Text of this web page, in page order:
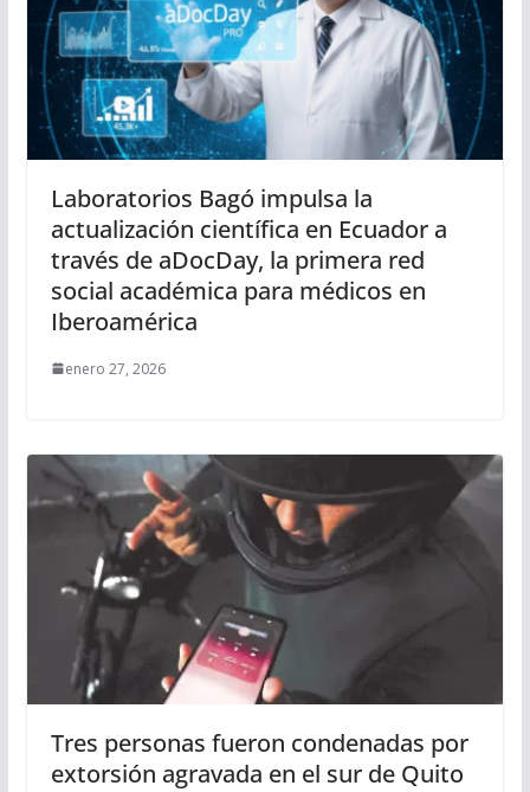
Laboratorios Bagó impulsa la
actualización científica en Ecuador a
través de aDocDay, la primera red
social académica para médicos en
Iberoamérica
enero 27, 2026
Tres personas fueron condenadas por
extorsión agravada en el sur de Quito